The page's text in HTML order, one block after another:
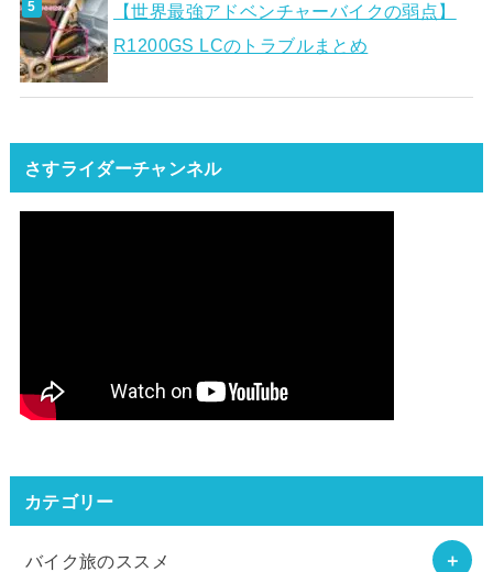
【世界最強アドベンチャーバイクの弱点】
R1200GS LCのトラブルまとめ
さすライダーチャンネル
カテゴリー
バイク旅のススメ